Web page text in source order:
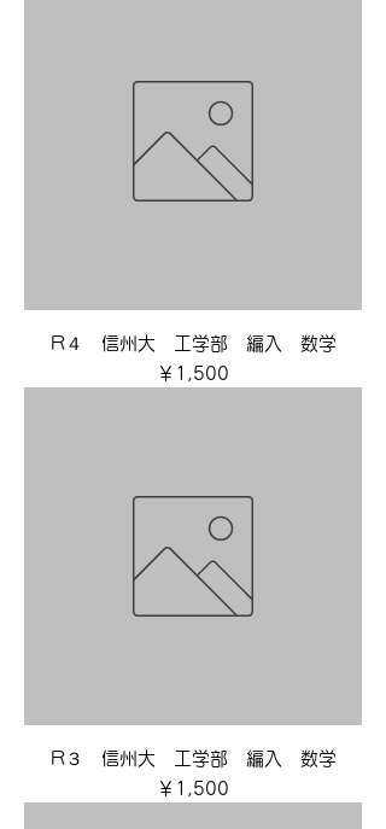
R４ 信州大 工学部 編入 数学
価格
￥1,500
R３ 信州大 工学部 編入 数学
価格
￥1,500